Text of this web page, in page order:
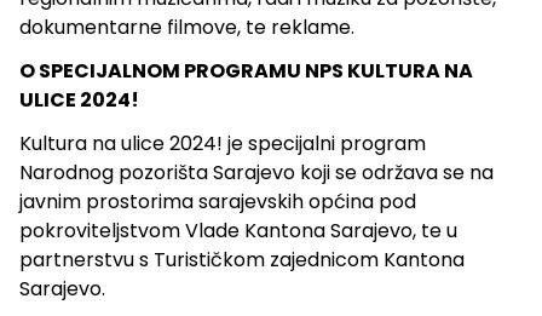
dokumentarne filmove, te reklame.
O SPECIJALNOM PROGRAMU NPS KULTURA NA
ULICE 2024!
Kultura na ulice 2024! je specijalni program
Narodnog pozorišta Sarajevo koji se održava se na
javnim prostorima sarajevskih općina pod
pokroviteljstvom Vlade Kantona Sarajevo, te u
partnerstvu s Turističkom zajednicom Kantona
Sarajevo.